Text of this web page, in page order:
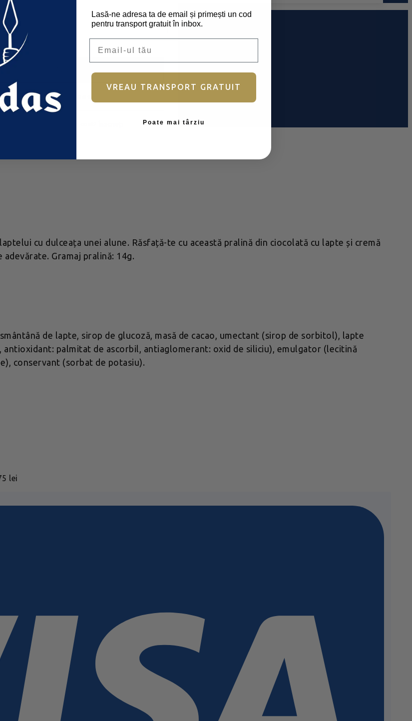
cu dulceața unei alune. Răsfață-te cu această pralină din ciocolată cu lapte și cremă
Gramaj pralină: 14g.
de lapte, sirop de glucoză, masă de cacao, umectant (sirop de sorbitol), lapte
antioxidant: palmitat de ascorbil, antiaglomerant: oxid de siliciu), emulgator (lecitină
conservant (sorbat de potasiu).
lei
*Obligatoriu
Ține-mă minte
Ai uitat parola?
Lasă-ne adresa ta de email și primești un cod
pentru transport gratuit în inbox.
VREAU TRANSPORT GRATUIT
Poate mai târziu